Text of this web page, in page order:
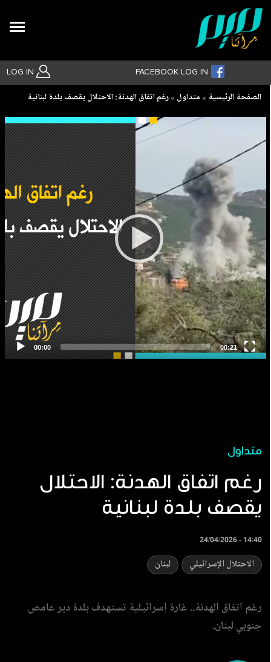
LOG IN FACEBOOK LOG IN
بحث متقدم
Breadcrumb
الصفحة الرئيسية متداول رغم اتفاق الهدنة: الاحتلال يقصف بلدة لبنانية
متداول
رغم اتفاق الهدنة: الاحتلال
يقصف بلدة لبنانية
24/04/2026 - 14:40
الاحتلال الإسرائيلي لبنان
رغم اتفاق الهدنة.. غارة إسرائيلية تستهدف بلدة دير عامص
جنوبي لبنان.